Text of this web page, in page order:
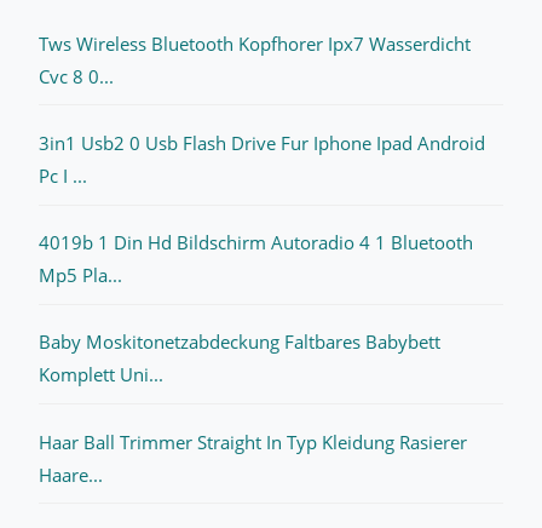
Tws Wireless Bluetooth Kopfhorer Ipx7 Wasserdicht
Cvc 8 0...
3in1 Usb2 0 Usb Flash Drive Fur Iphone Ipad Android
Pc I ...
4019b 1 Din Hd Bildschirm Autoradio 4 1 Bluetooth
Mp5 Pla...
Baby Moskitonetzabdeckung Faltbares Babybett
Komplett Uni...
Haar Ball Trimmer Straight In Typ Kleidung Rasierer
Haare...